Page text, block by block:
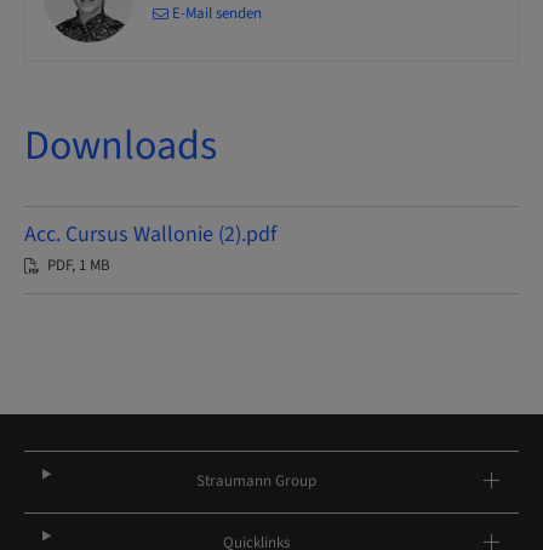
E-Mail senden
Downloads
Acc. Cursus Wallonie (2).pdf
PDF, 1 MB
Straumann Group
Quicklinks